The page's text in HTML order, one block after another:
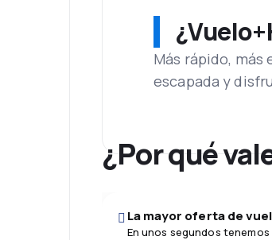
Más rápido,
escapada y
¿Por qué
La mayor oferta de
En unos segundos tenemos